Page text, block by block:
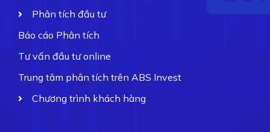
Phân tích đầu tư
Báo cáo Phân tích
Tư vấn đầu tư online
Trung tâm phân tích trên ABS Invest
Chương trình khách hàng